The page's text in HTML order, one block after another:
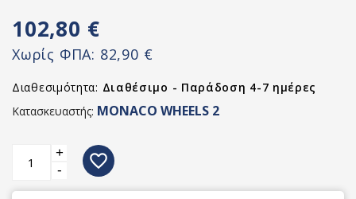
102,80 €
Χωρίς ΦΠΑ: 82,90 €
Διαθεσιμότητα: Διαθέσιμο - Παράδοση 4-7 ημέρες
Κατασκευαστής: MONACO WHEELS 2
+
-
favorite_border